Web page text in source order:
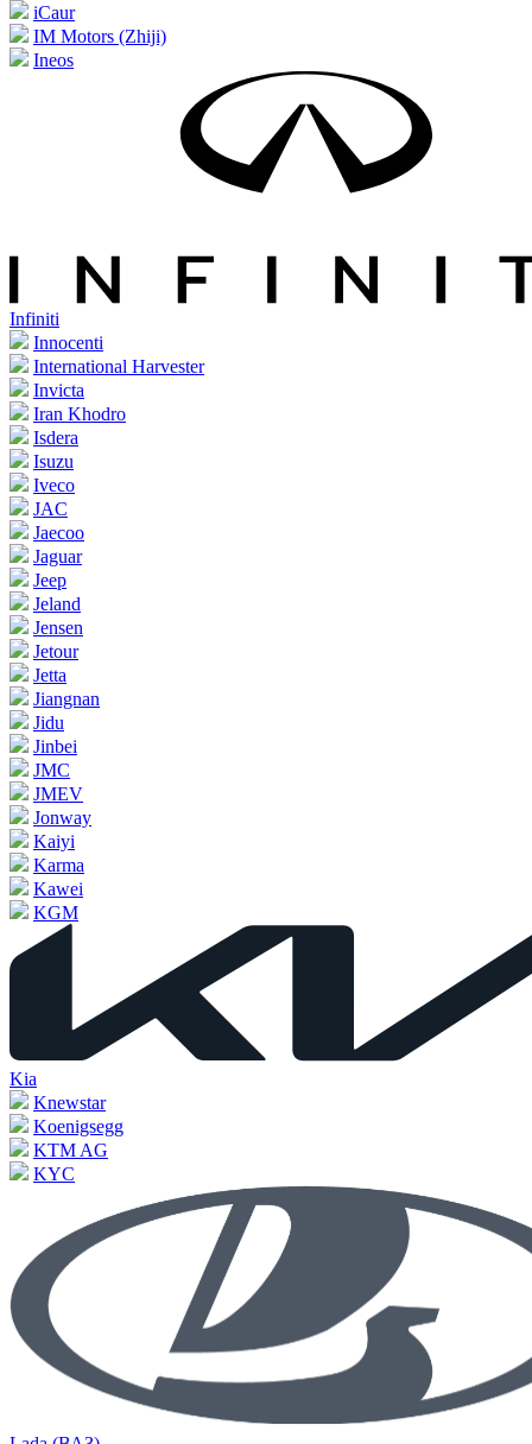
iCaur
IM Motors (Zhiji)
Ineos
Infiniti
Innocenti
International Harvester
Invicta
Iran Khodro
Isdera
Isuzu
Iveco
JAC
Jaecoo
Jaguar
Jeep
Jeland
Jensen
Jetour
Jetta
Jiangnan
Jidu
Jinbei
JMC
JMEV
Jonway
Kaiyi
Karma
Kawei
KGM
Kia
Knewstar
Koenigsegg
KTM AG
KYC